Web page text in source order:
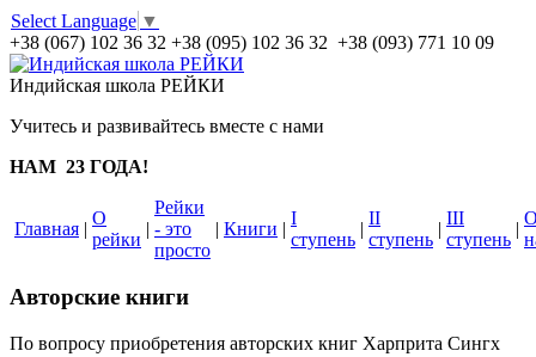
Select Language ▼
+38 (067) 102 36 32 +38 (095) 102 36 32 +38 (093) 771 10 09
Индийская школа РЕЙКИ
Учитесь и развивайтесь вместе с нами
НАМ 23 ГОДА!
Главная |
О
рейки
|
Рейки
- это
просто
| Книги |
I
ступень
|
II
ступень
|
III
ступень
|
Авторские книги
По вопросу приобретения авторских книг Харприта Сингх